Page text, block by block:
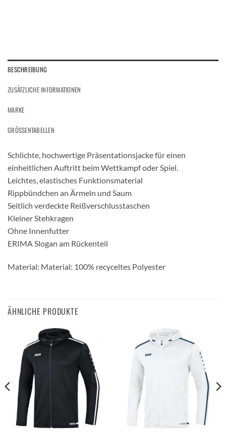
BESCHREIBUNG
ZUSÄTZLICHE INFORMATIONEN
MARKE
GRÖSSENTABELLEN
Schlichte, hochwertige Präsentationsjacke für einen
einheitlichen Auftritt beim Wettkampf oder Spiel.
Leichtes, elastisches Funktionsmaterial
Rippbündchen an Ärmeln und Saum
Seitlich verdeckte Reißverschlusstaschen
Kleiner Stehkragen
Ohne Innenfutter
ERIMA Slogan am Rückenteil
Material: Material: 100% recyceltes Polyester
ÄHNLICHE PRODUKTE